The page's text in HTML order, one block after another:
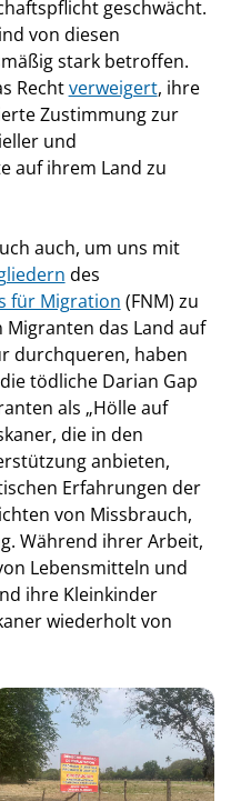
geschwächt.
von diesen
stark betroffen.
Rechtverweigert, ihre
Zustimmung zur
und
auf ihrem Land zu
auch, um uns mit
des
für Migration (FNM) zu
das Land auf
durchqueren, haben
tödliche Darian Gap
als „Hölle auf
die in den
anbieten,
Erfahrungen der
von Missbrauch,
Während ihrer Arbeit,
Lebensmitteln und
ihre Kleinkinder
wiederholt von